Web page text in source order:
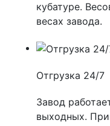
кубатуре.
весах завода.
Отгрузка 24/7
Завод
выходных.